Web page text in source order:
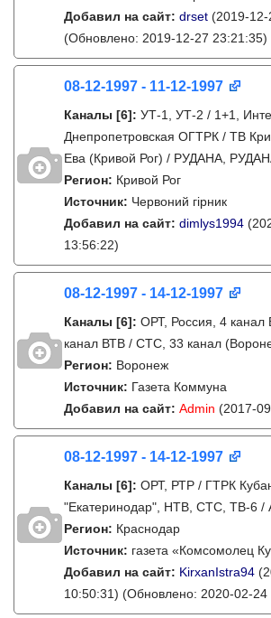
Добавил на сайт: drset (2019-
(Обновлено: 2019-12-27 23:21:35)
08-12-1997 - 11-12-1997
Каналы [6]: УТ-1, УТ-2 / 1+1,
Днепропетровская ОГТРК / ТВ
Ева (Кривой Рог) / РУДАНА,
Регион: Кривой Рог
Источник: Червоний гірник
Добавил на сайт: dimlys1994
13:56:22)
08-12-1997 - 14-12-1997
Каналы [6]: ОРТ, Россия, 4 канал
канал ВТВ / СТС, 33 канал
Регион: Воронеж
Источник: Газета Коммуна
Добавил на сайт: Admin (2017-
08-12-1997 - 14-12-1997
Каналы [6]: ОРТ, РТР / ГТРК
"Екатеринодар", НТВ, СТС, ТВ-6 /
Регион: Краснодар
Источник: газета «Комсомолец
Добавил на сайт: KirxanIstra94
10:50:31) (Обновлено: 2020-02-24